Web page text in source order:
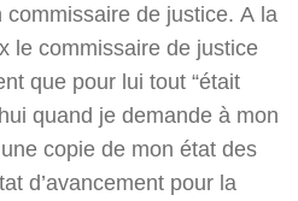
commissaire de justice. A la
le commissaire de justice
que pour lui tout “était
quand je demande à mon
copie de mon état des
d’avancement pour la